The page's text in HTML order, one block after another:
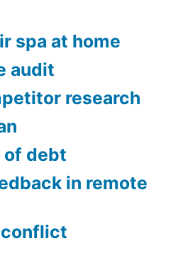
spa at home
audit
research
of debt
in remote
conflict